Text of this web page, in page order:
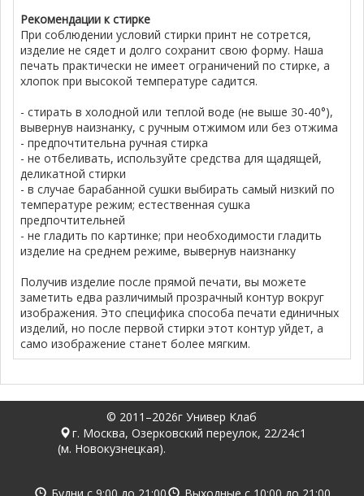
Рекомендации к стирке
При соблюдении условий стирки принт не сотрется,
изделие не сядет и долго сохранит свою форму. Наша
печать практически не имеет ограничений по стирке, а
хлопок при высокой температуре садится.
- стирать в холодной или теплой воде (не выше 30-40°),
вывернув наизнанку, с ручным отжимом или без отжима
- предпочтительна ручная стирка
- не отбеливать, используйте средства для щадящей,
деликатной стирки
- в случае барабанной сушки выбирать самый низкий по
температуре режим; естественная сушка
предпочтительней
- не гладить по картинке; при необходимости гладить
изделие на среднем режиме, вывернув наизнанку
Получив изделие после прямой печати, вы можете
заметить едва различимый прозрачный контур вокруг
изображения. Это специфика способа печати единичных
изделий, но после первой стирки этот контур уйдет, а
само изображение станет более мягким.
© 2011–2026г Универ Клаб
г. Москва, Озерковский переулок, 22/24с1
(м. Новокузнецкая).
Будни с 9:00 до 21:00 Выходные с 10:00 до 21:00